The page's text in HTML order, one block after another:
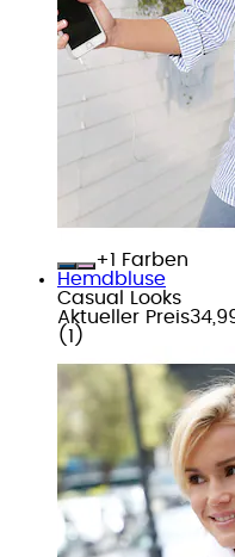
+
Farben
Hemdbluse
Casual Looks
Aktueller Preis
( 1 )